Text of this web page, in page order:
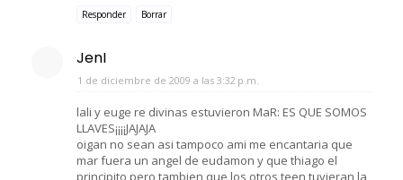
Responder Borrar
JenI
1 de diciembre de 2009 a las 3:32 p.m.
lali y euge re divinas estuvieron MaR: ES QUE SOMOS
LLAVES¡¡¡¡JAJAJA
oigan no sean asi tampoco ami me encantaria que
mar fuera un angel de eudamon y que thiago el
principito pero tambien que los otros teen tuvieran la